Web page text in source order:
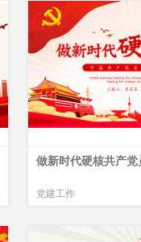
做新时代硬核共产
党建工作